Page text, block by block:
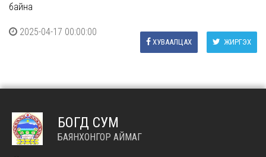
байна
2025-04-17 00:00:00
ЖИРГЭХ
ХУВААЛЦАХ
БОГД СУМ
БАЯНХОНГОР АЙМАГ